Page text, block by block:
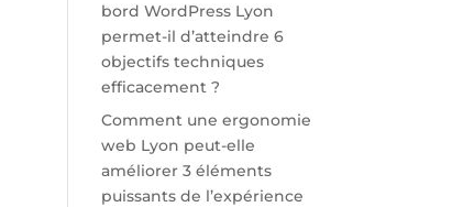
bord WordPress Lyon
permet-il d’atteindre 6
objectifs techniques
efficacement ?
Comment une ergonomie
web Lyon peut-elle
améliorer 3 éléments
puissants de l’expérience